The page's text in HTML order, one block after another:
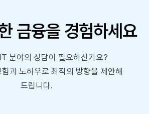
금융을 경험하세요
분야의 상담이 필요하신가요?
과 노하우로 최적의 방향을 제안해
드립니다.